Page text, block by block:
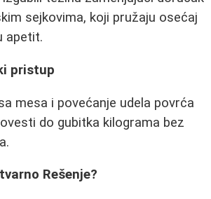
sejkovima, koji pružaju osećaj
apetit.
pristup
mesa i povećanje udela povrća
do gubitka kilograma bez
Rešenje?